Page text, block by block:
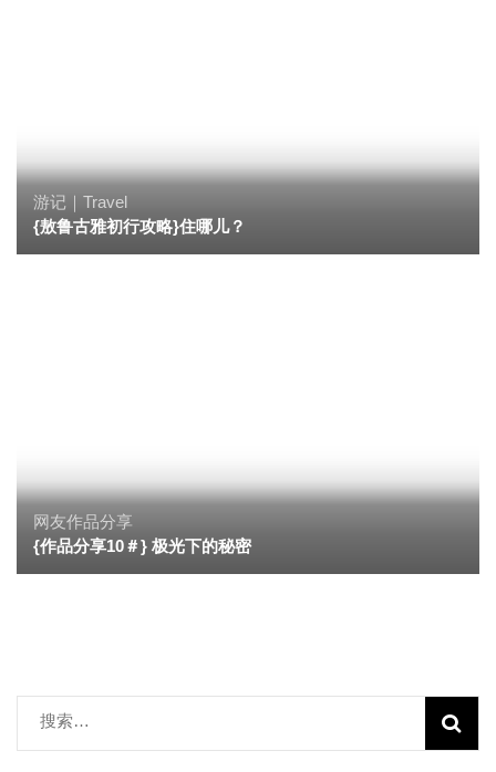
游记｜Travel
{敖鲁古雅初行攻略}住哪儿？
网友作品分享
{作品分享10＃} 极光下的秘密
搜
索：